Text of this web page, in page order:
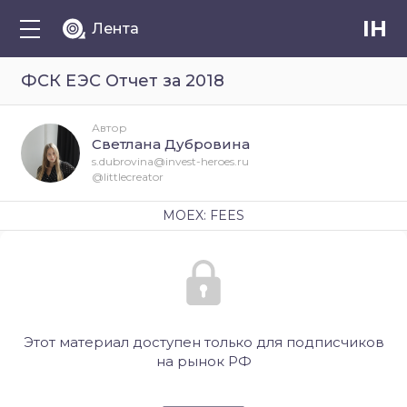
Лента IH
ФСК ЕЭС Отчет за 2018
Этот материал доступен только для подписчиков
на рынок РФ
Автор
Светлана Дубровина
s.dubrovina@invest-heroes.ru
@littlecreator
MOEX: FEES